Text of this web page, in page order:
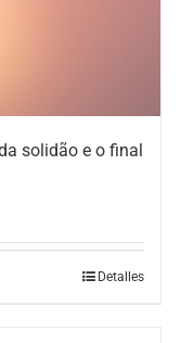
solidão e o final
Detalles